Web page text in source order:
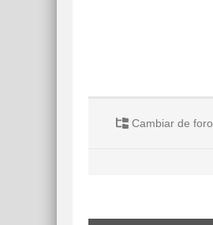
Cambiar de foro